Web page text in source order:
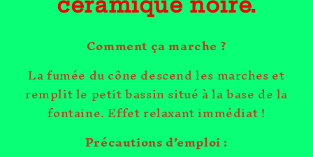
Comment ça marche ?
La fumée du cône descend les marches et
remplit le petit bassin situé à la base de la
fontaine. Effet relaxant immédiat !
Précautions d’emploi :